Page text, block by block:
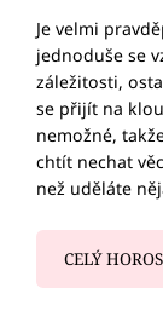
Je velmi
jednoduše se
záležitosti,
se přijít na
nemožné,
chtít nechat
než uděláte
CELÝ